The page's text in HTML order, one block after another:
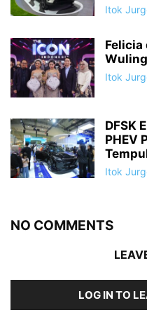
Itok
Felicia
Itok
DFSK
PHEV
Itok
NO COMMENTS
LOG IN TO